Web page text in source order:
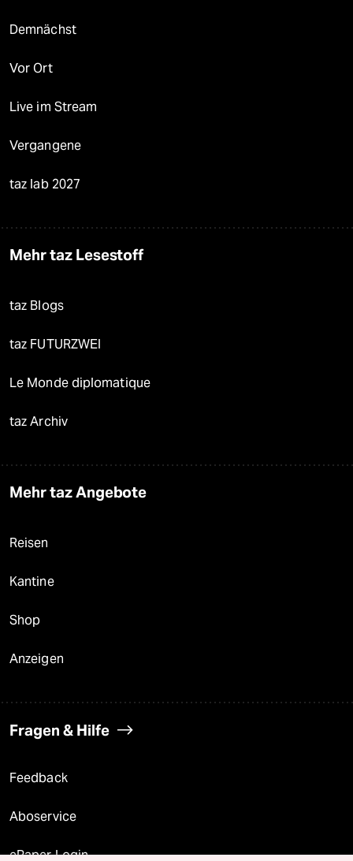
Demnächst
Vor Ort
Live im Stream
Vergangene
taz lab 2027
Mehr taz Lesestoff
taz Blogs
taz FUTURZWEI
Le Monde diplomatique
taz Archiv
Mehr taz Angebote
Reisen
Kantine
Shop
Anzeigen
Fragen & Hilfe
Feedback
Aboservice
ePaper Login